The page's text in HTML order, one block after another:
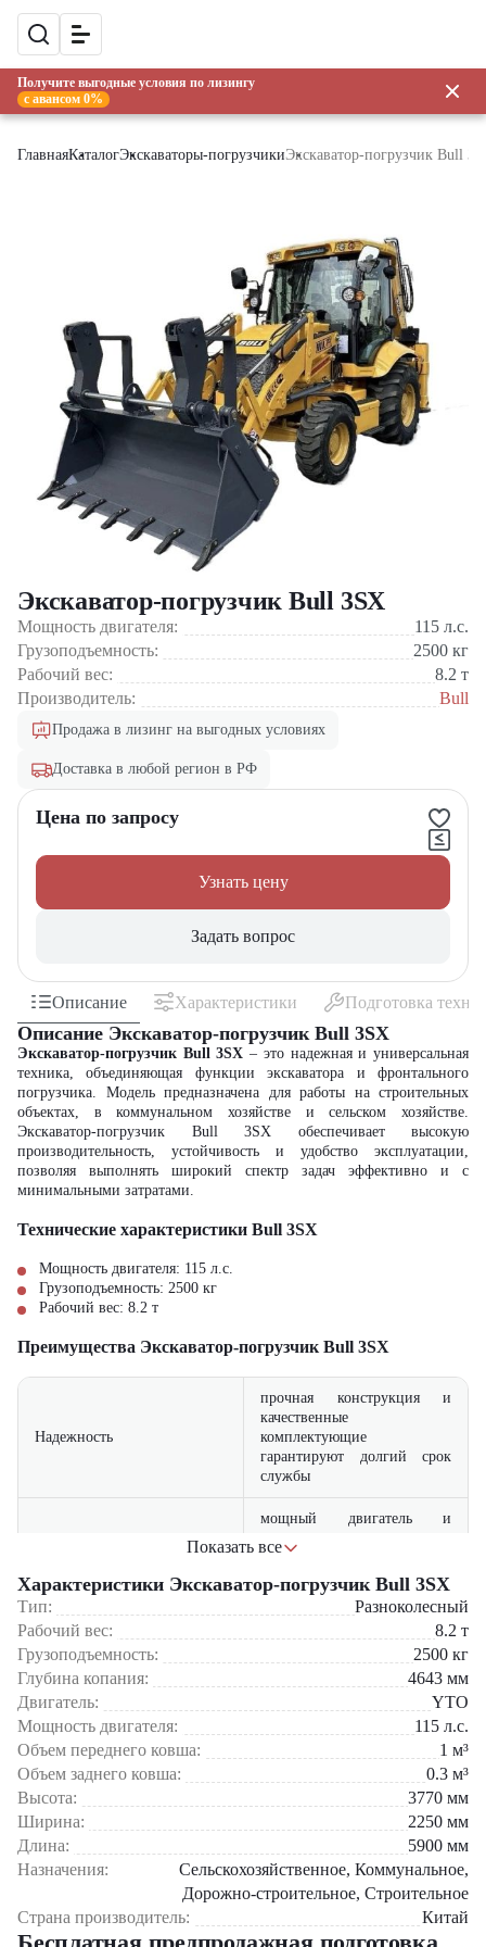
Получите выгодные условия по лизингу
с авансом 0%
ГлавнаяКаталогЭкскаваторы-погрузчикиЭкскаватор-погрузчик Bull
Экскаватор-погрузчик Bull 3SX
Мощность двигателя: 115 л.с.
Грузоподъемность:
2500 кг
Рабочий вес:
8.2 т
Производитель:
Bull
Продажа в лизинг на выгодных условиях
Доставка в любой регион в РФ
Цена по запросу
Узнать цену
Задать вопрос
Описание Характеристики Подготовка
Описание Экскаватор-погрузчик Bull 3SX
Экскаватор-погрузчик Bull 3SX – это надежная и универсальная
техника, объединяющая функции экскаватора и фронтального
погрузчика. Модель предназначена для работы на строительных
объектах, в коммунальном хозяйстве и сельском хозяйстве.
Экскаватор-погрузчик Bull 3SX обеспечивает высокую
производительность, устойчивость и удобство эксплуатации,
позволяя выполнять широкий спектр задач эффективно и с
минимальными затратами.
Технические характеристики Bull 3SX
Мощность двигателя: 115 л.с.
Грузоподъемность: 2500 кг
Рабочий вес: 8.2 т
Преимущества Экскаватор-погрузчик Bull 3SX
Надежность
прочная конструкция и
качественные
комплектующие
гарантируют долгий срок
службы
мощный двигатель и
обеспечивают высокую
скорость и точность работы
Универсальность
совмещает функции
экскаватора и погрузчика,
сокращая потребность в
дополнительной технике
Комфорт
просторная кабина с
эргономичной панелью
управления и отличной
обзорностью повышает
эффективность оператора
Экономичность
оптимизированный расход
топлива и простое
обслуживание снижают
эксплуатационные расходы
Показать все
Характеристики Экскаватор-погрузчик Bull 3SX
Тип:
Разноколесный
Рабочий вес:
8.2 т
Грузоподъемность:
2500 кг
Глубина копания:
4643 мм
Двигатель:
YTO
Мощность двигателя:
115 л.с.
Объем переднего ковша:
1 м³
Объем заднего ковша:
0.3 м³
Высота:
3770 мм
Ширина:
2250 мм
Длина:
5900 мм
Назначения:
Сельскохозяйственное, Коммунальное,
Дорожно-строительное, Строительное
Страна производитель:
Китай